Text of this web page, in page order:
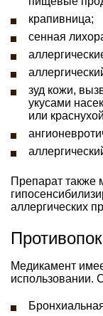
крапивница;
сенная
зуд кожи,
укусами
или
Препарат также
аллергических
Медикамент
использовании.